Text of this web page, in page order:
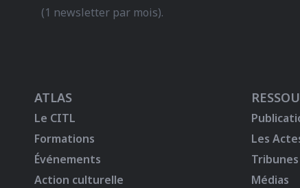
(1 newsletter par mois).
ATLAS
Le CITL
Formations
Événements
Action culturelle
Les
Tribunes
Médias